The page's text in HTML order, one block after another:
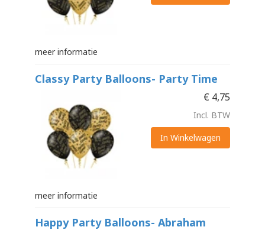
meer informatie
Classy Party Balloons- Party Time
€ 4,75
Incl. BTW
In Winkelwagen
meer informatie
Happy Party Balloons- Abraham